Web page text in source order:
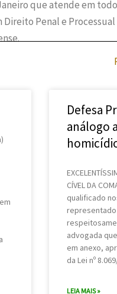
que atende em
Direito Penal e
Defesa
análogo
CÍVEL DA
qualificado
advogada
em anexo,
da Lei nº
LEIA MAIS »